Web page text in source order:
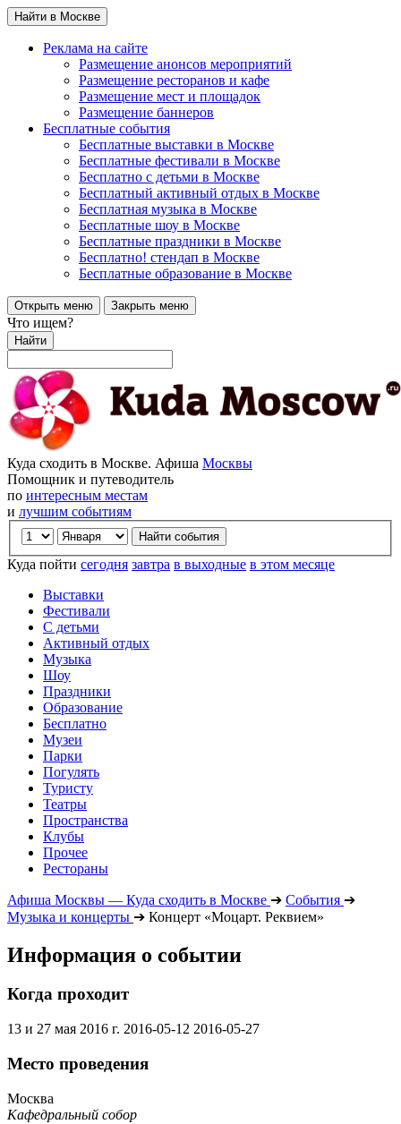
Найти в Москве
Реклама на сайте
Размещение анонсов мероприятий
Размещение ресторанов и кафе
Размещение мест и площадок
Размещение баннеров
Бесплатные события
Бесплатные выставки в Москве
Бесплатные фестивали в Москве
Бесплатно с детьми в Москве
Бесплатный активный отдых в Москве
Бесплатная музыка в Москве
Бесплатные шоу в Москве
Бесплатные праздники в Москве
Бесплатно! стендап в Москве
Бесплатные образование в Москве
Открыть меню Закрыть меню
Что ищем?
Найти
Куда сходить в Москве. Афиша Москвы
Помощник и путеводитель
по интересным местам
и лучшим событиям
Куда пойти сегодня завтра в выходные в этом месяце
Выставки
Фестивали
С детьми
Активный отдых
Музыка
Шоу
Праздники
Образование
Бесплатно
Музеи
Парки
Погулять
Туристу
Театры
Пространства
Клубы
Прочее
Рестораны
Афиша Москвы — Куда сходить в Москве ➔ События ➔
Музыка и концерты ➔ Концерт «Моцарт. Реквием»
Информация о событии
Когда проходит
13 и 27 мая 2016 г. 2016-05-12 2016-05-27
Место проведения
Москва
Кафедральный собор